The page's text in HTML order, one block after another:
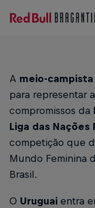
A meio-
para representar a
compromissos da
Liga das Nações
competição que
Mundo Feminina
Brasil.
O Uruguai entra